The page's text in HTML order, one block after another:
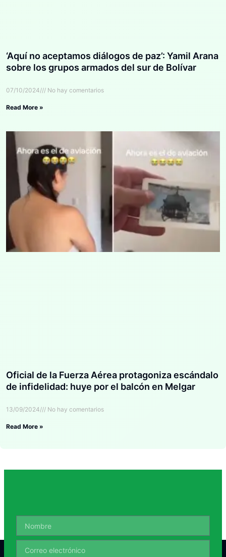
‘Aquí no aceptamos diálogos de paz’: Yamil Arana
sobre los grupos armados del sur de Bolívar
07/10/2024 No hay comentarios
Read More »
Oficial de la Fuerza Aérea protagoniza escándalo
de infidelidad: huye por el balcón en Melgar
13/09/2024 No hay comentarios
Read More »